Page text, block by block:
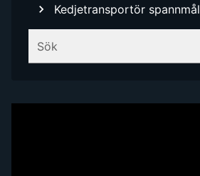
Kedjetransportör spannmål
Sök